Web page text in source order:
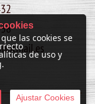
las cookies se
de uso y
Ajustar Cookies